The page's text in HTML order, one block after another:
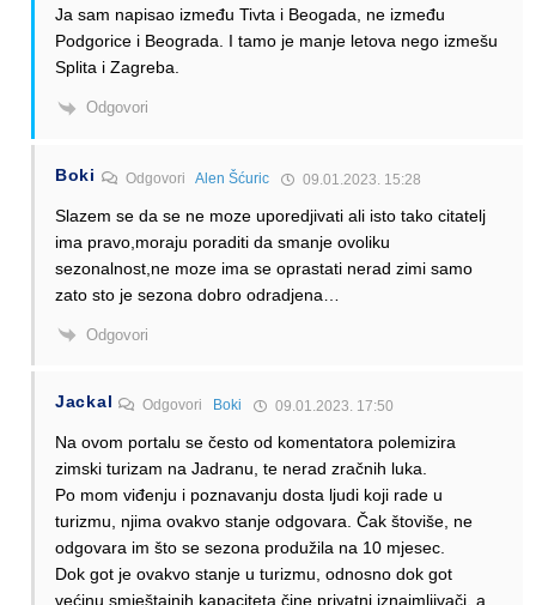
Ja sam napisao između Tivta i Beogada, ne između
Podgorice i Beograda. I tamo je manje letova nego izmešu
Splita i Zagreba.
Odgovori
Boki Odgovori Alen Šćuric 09.01.2023. 15:28
Slazem se da se ne moze uporedjivati ali isto tako citatelj
ima pravo,moraju poraditi da smanje ovoliku
sezonalnost,ne moze ima se oprastati nerad zimi samo
zato sto je sezona dobro odradjena…
Odgovori
Jackal Odgovori Boki 09.01.2023. 17:50
Na ovom portalu se često od komentatora polemizira
zimski turizam na Jadranu, te nerad zračnih luka.
Po mom viđenju i poznavanju dosta ljudi koji rade u
turizmu, njima ovakvo stanje odgovara. Čak štoviše, ne
odgovara im što se sezona produžila na 10 mjesec.
Dok got je ovakvo stanje u turizmu, odnosno dok got
većinu smještajnih kapaciteta čine privatni iznajmljivači, a